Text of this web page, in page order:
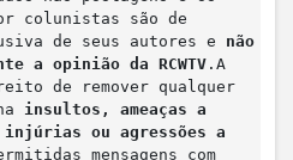
colunistas são de
de seus autores e não
a opinião da RCWTV .A
de remover qualquer
insultos, ameaças a
ou agressões a
mensagens com